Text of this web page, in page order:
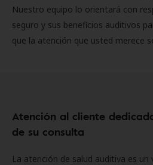
Nuestro equipo lo orientará con
seguro y sus beneficios auditivos
que la atención que usted merece
Atención al cliente
de su consulta
La atención de salud auditiva es un